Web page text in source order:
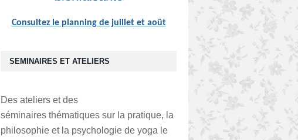
SEMINAIRES ET ATELIERS
Des ateliers et des
séminaires thématiques sur la pratique, la
philosophie et la psychologie de yoga le
Consultez le planning de juillet et août